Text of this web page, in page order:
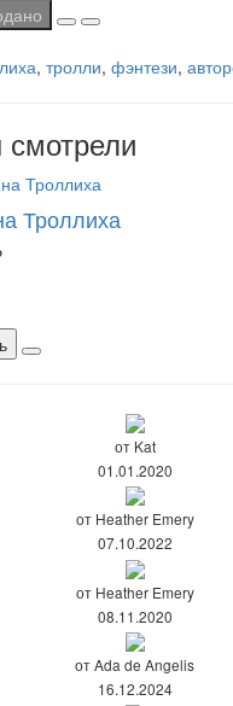
, тролли, фэнтези,
Троллиха
от Kat
01.01.2020
от Heather Emery
07.10.2022
от Heather Emery
08.11.2020
от Ada de Angelis
16.12.2024